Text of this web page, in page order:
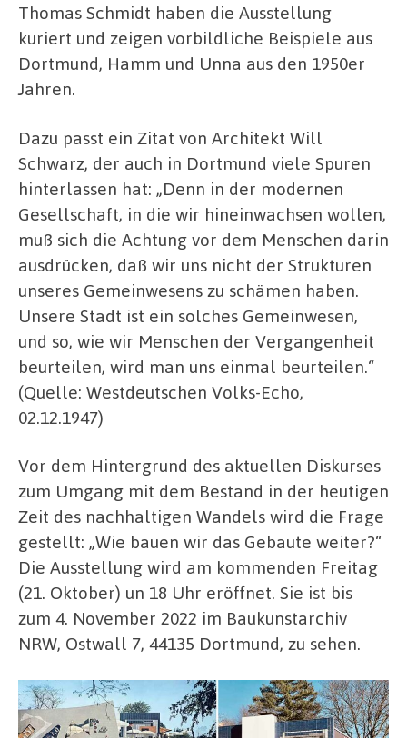
Thomas Schmidt haben die Ausstellung
kuriert und zeigen vorbildliche Beispiele aus
Dortmund, Hamm und Unna aus den 1950er
Jahren.
Dazu passt ein Zitat von Architekt Will
Schwarz, der auch in Dortmund viele Spuren
hinterlassen hat: „Denn in der modernen
Gesellschaft, in die wir hineinwachsen wollen,
muß sich die Achtung vor dem Menschen darin
ausdrücken, daß wir uns nicht der Strukturen
unseres Gemeinwesens zu schämen haben.
Unsere Stadt ist ein solches Gemeinwesen,
und so, wie wir Menschen der Vergangenheit
beurteilen, wird man uns einmal beurteilen.“
(Quelle: Westdeutschen Volks-Echo,
02.12.1947)
Vor dem Hintergrund des aktuellen Diskurses
zum Umgang mit dem Bestand in der heutigen
Zeit des nachhaltigen Wandels wird die Frage
gestellt: „Wie bauen wir das Gebaute weiter?“
Die Ausstellung wird am kommenden Freitag
(21. Oktober) un 18 Uhr eröffnet. Sie ist bis
zum 4. November 2022 im Baukunstarchiv
NRW, Ostwall 7, 44135 Dortmund, zu sehen.